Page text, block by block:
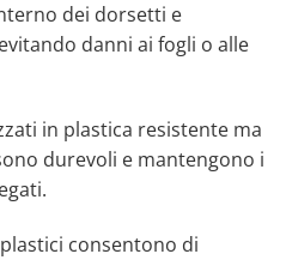
dei dorsetti e
danni ai fogli o alle
in plastica resistente ma
durevoli e mantengono i
consentono di